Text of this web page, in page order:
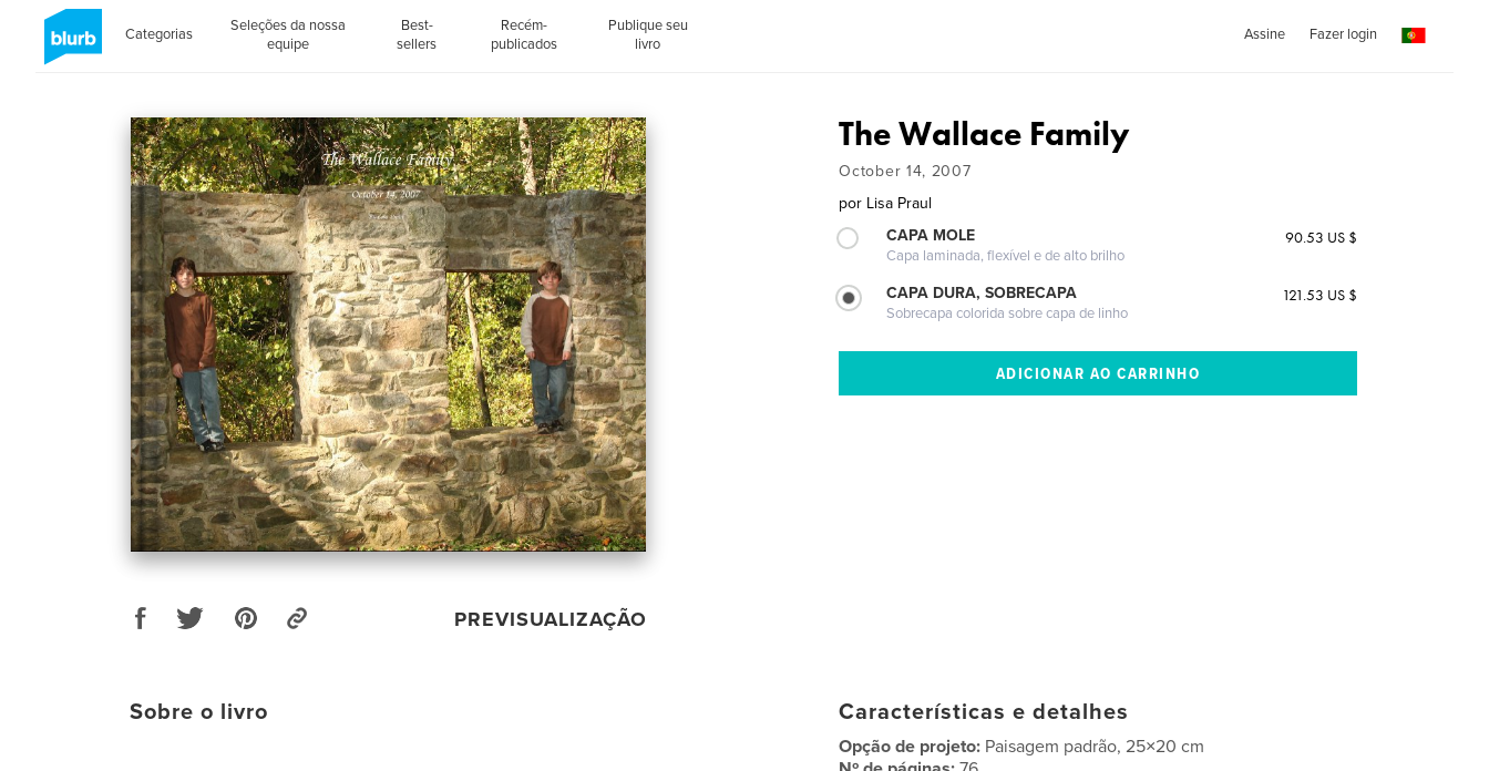
Categorias
Seleções da nossa
equipe
Best-
sellers
Recém-
publicados
Publique seu
livro
Assine Fazer login
PREVISUALIZAÇÃO
The Wallace Family
October 14, 2007
por Lisa Praul
CAPA MOLE
Capa laminada, flexível e de alto brilho
90.53 US $
CAPA DURA, SOBRECAPA
Sobrecapa colorida sobre capa de linho
121.53 US $
Sobre o livro Características e detalhes
Opção de projeto: Paisagem padrão, 25×20 cm